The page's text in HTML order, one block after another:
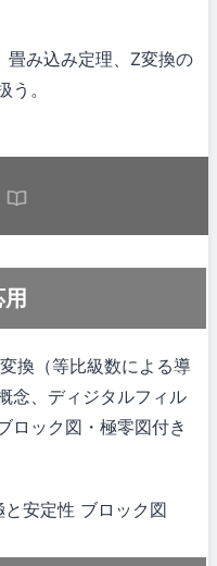
畳み込み定理、Z変換の
う。
換（等比級数による導
念、ディジタルフィル
ロック図・極零図付き
と安定性 ブロック図